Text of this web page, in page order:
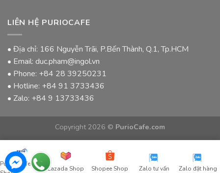
LIÊN HỆ PURIOCAFE
• Địa chỉ: 166 Nguyễn Trãi, P.Bến Thành, Q.1, Tp.HCM
• Email: duc.pham@ingol.vn
• Phone: +84 28 39250231
• Hotline: +84 91 3733436
• Zalo: +84 9 13733436
Copyright 2026 © PurioCafe.com
Purio Coffee
Lazada Shop Shopee Shop Zalo tư vấn Zalo đặt hàng